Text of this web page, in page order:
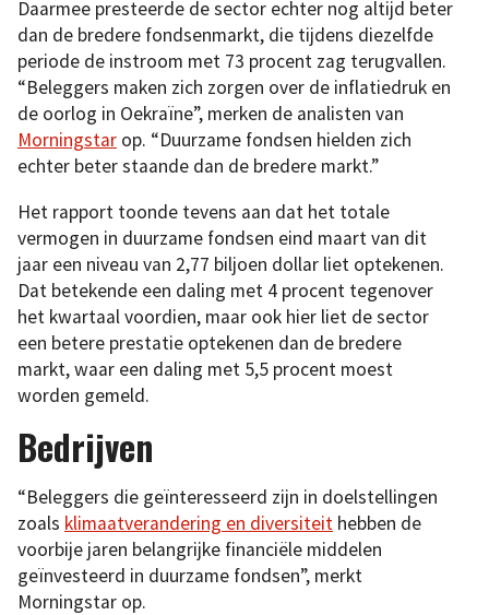
Daarmee presteerde de sector echter nog altijd beter
dan de bredere fondsenmarkt, die tijdens diezelfde
periode de instroom met 73 procent zag terugvallen.
“Beleggers maken zich zorgen over de inflatiedruk en
de oorlog in Oekraïne”, merken de analisten van
Morningstar op. “Duurzame fondsen hielden zich
echter beter staande dan de bredere markt.”
Het rapport toonde tevens aan dat het totale
vermogen in duurzame fondsen eind maart van dit
jaar een niveau van 2,77 biljoen dollar liet optekenen.
Dat betekende een daling met 4 procent tegenover
het kwartaal voordien, maar ook hier liet de sector
een betere prestatie optekenen dan de bredere
markt, waar een daling met 5,5 procent moest
worden gemeld.
Bedrijven
“Beleggers die geïnteresseerd zijn in doelstellingen
zoals klimaatverandering en diversiteit hebben de
voorbije jaren belangrijke financiële middelen
geïnvesteerd in duurzame fondsen”, merkt
Morningstar op.